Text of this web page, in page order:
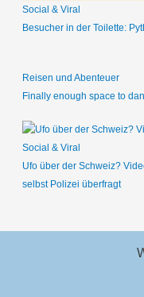
Social & Viral
Besucher in der Toilette:
Reisen und Abenteuer
Finally enough space to
Social & Viral
Ufo über der Schweiz?
selbst Polizei überfragt